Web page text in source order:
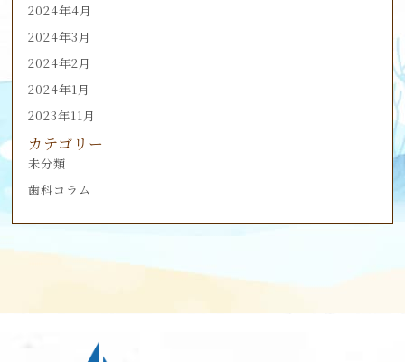
2024年4月
2024年3月
2024年2月
2024年1月
2023年11月
カテゴリー
未分類
歯科コラム